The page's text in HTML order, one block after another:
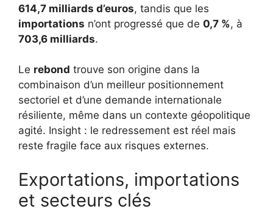
614,7 milliards d’euros, tandis que les
importations n’ont progressé que de 0,7 %, à
703,6 milliards.
Le rebond trouve son origine dans la
combinaison d’un meilleur positionnement
sectoriel et d’une demande internationale
résiliente, même dans un contexte géopolitique
agité. Insight : le redressement est réel mais
reste fragile face aux risques externes.
Exportations, importations
et secteurs clés